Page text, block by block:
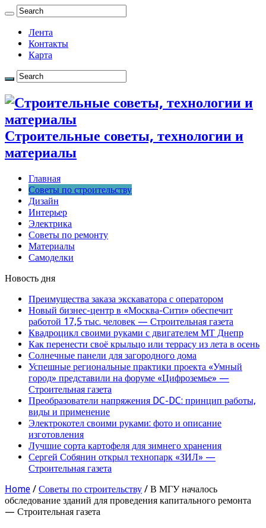
Лента
Контакты
Карта
Строительные советы, технологии и
материалы
Главная
Советы по строительству
Дизайн
Интерьер
Электрика
Советы по ремонту
Материалы
Самоделки
Новость дня
Преимущества заказа экскаватора с оператором
Новый бизнес-центр в «Москва-Сити» обеспечит
работой 17,5 тыс. человек — Строительная газета
Квадроцикл своими руками с двигателем МТ Днепр
Как перенести своё крыльцо или террасу из лета в осень
Солнечные панели для загородного дома
Успешные региональные практики проекта «Умный
город» представили на форуме «Цифроземье» —
Строительная газета
Преобразователи напряжения DC-DC: принцип работы,
виды и применение
Электрокотел своими руками: фото и описание
изготовления
Лучшие сорта картофеля для зимнего хранения
Сергей Собянин открыл технопарк «ЗИЛ» —
Строительная газета
Home / Советы по строительству / В МГУ началось
обследование зданий для проведения капитального ремонта
— Строительная газета